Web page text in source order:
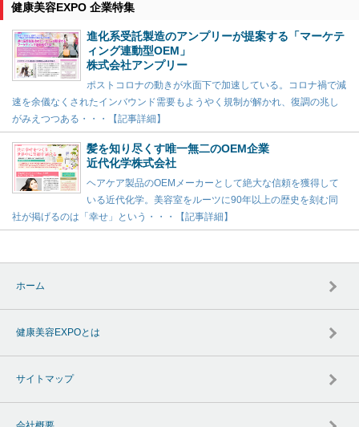
健康美容EXPO 企業特集
進化系受託製造のアンプリーが提案する「マーケテ
ィング連動型OEM」
株式会社アンプリー
ポストコロナの動きが水面下で加速している。コロナ禍で減
速を余儀なくされたインバウンド需要もようやく規制が解かれ、復調の兆し
がみえつつある・・・【記事詳細】
髪を知り尽くす唯一無二のOEM企業
近代化学株式会社
ヘアケア製品のOEMメーカーとして絶大な信頼を獲得して
いる近代化学。美容室をルーツに90年以上の歴史を刻む同
社が掲げるのは「幸せ」という・・・【記事詳細】
ホーム
健康美容EXPOとは
サイトマップ